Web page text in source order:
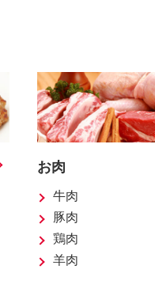
お肉
牛肉
豚肉
鶏肉
羊肉